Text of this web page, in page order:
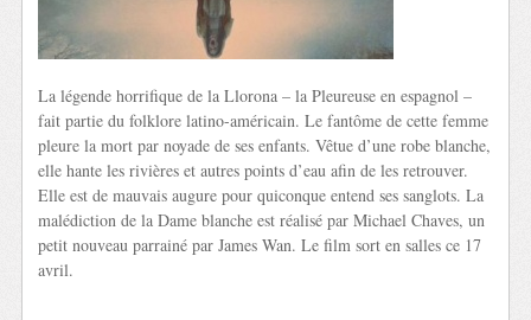
La légende horrifique de la Llorona – la Pleureuse en espagnol –
fait partie du folklore latino-américain. Le fantôme de cette femme
pleure la mort par noyade de ses enfants. Vêtue d’une robe blanche,
elle hante les rivières et autres points d’eau afin de les retrouver.
Elle est de mauvais augure pour quiconque entend ses sanglots. La
malédiction de la Dame blanche est réalisé par Michael Chaves, un
petit nouveau parrainé par James Wan. Le film sort en salles ce 17
avril.